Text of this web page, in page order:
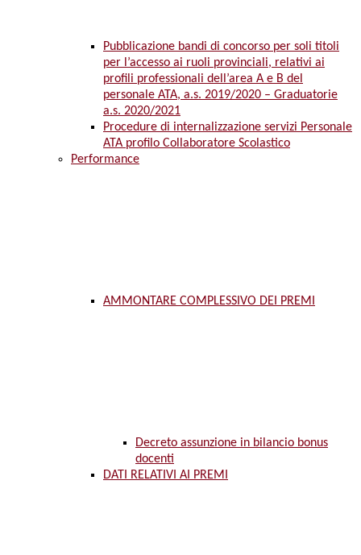
Pubblicazione bandi di concorso per soli titoli
per l’accesso ai ruoli provinciali, relativi ai
profili professionali dell’area A e B del
personale ATA, a.s. 2019/2020 – Graduatorie
a.s. 2020/2021
Procedure di internalizzazione servizi Personale
ATA profilo Collaboratore Scolastico
Performance
AMMONTARE COMPLESSIVO DEI PREMI
Decreto assunzione in bilancio bonus
docenti
DATI RELATIVI AI PREMI